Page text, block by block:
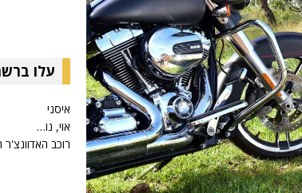
עלו
איסני
אוי, נו…
רוכב